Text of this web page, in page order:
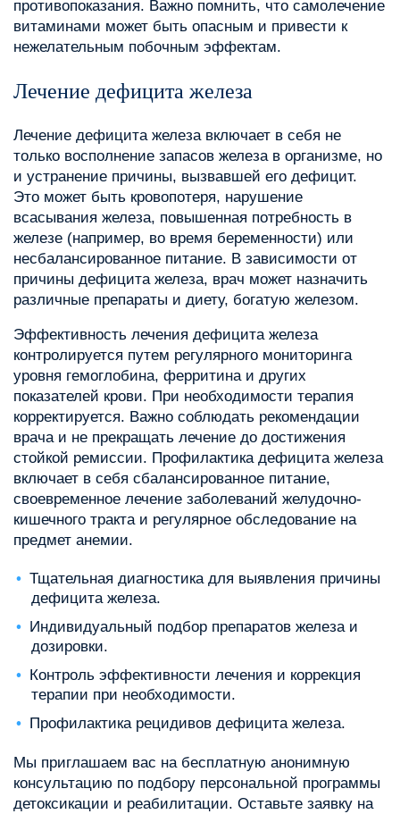
противопоказания. Важно помнить, что самолечение
витаминами может быть опасным и привести к
нежелательным побочным эффектам.
Лечение дефицита железа
Лечение дефицита железа включает в себя не
только восполнение запасов железа в организме, но
и устранение причины, вызвавшей его дефицит.
Это может быть кровопотеря, нарушение
всасывания железа, повышенная потребность в
железе (например, во время беременности) или
несбалансированное питание. В зависимости от
причины дефицита железа, врач может назначить
различные препараты и диету, богатую железом.
Эффективность лечения дефицита железа
контролируется путем регулярного мониторинга
уровня гемоглобина, ферритина и других
показателей крови. При необходимости терапия
корректируется. Важно соблюдать рекомендации
врача и не прекращать лечение до достижения
стойкой ремиссии. Профилактика дефицита железа
включает в себя сбалансированное питание,
своевременное лечение заболеваний желудочно-
кишечного тракта и регулярное обследование на
предмет анемии.
Тщательная диагностика для выявления причины
дефицита железа.
Индивидуальный подбор препаратов железа и
дозировки.
Контроль эффективности лечения и коррекция
терапии при необходимости.
Профилактика рецидивов дефицита железа.
Мы приглашаем вас на бесплатную анонимную
консультацию по подбору персональной программы
детоксикации и реабилитации. Оставьте заявку на